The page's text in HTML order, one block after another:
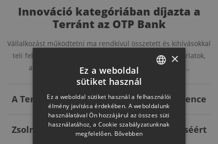
Innováció kategóriában díjazta a
Terránt az OTP Bank
Vállalkozást működtetni ma rendkívül összetett és kihívásokkal
teli feladat, azonban vannak olyan példák és jó gyakorlatok,
amelyek megmutatják, hogy a változó piaci körn...
A Terrán tetőcserép Magyarország kedvence
Zsolnay-díj Baranya gazdasági fejlesztéséért
HUNGARIAN
SLOVAK
GERMAN
ROMANIAN
×
Ez a weboldal
sütiket használ
Ez a weboldal sütiket használ a felhasználói
élmény javítása érdekében. A weboldalunk
használatával Ön hozzájárul az összes süti
használatához, a Cookie szabályzatunknak
megfelelően. Bővebben